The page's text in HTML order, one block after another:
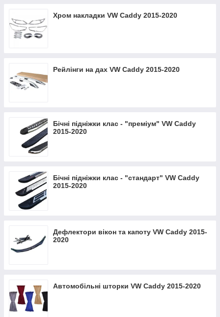
Хром накладки VW Caddy 2015-2020
Рейлінги на дах VW Caddy 2015-2020
Бічні підніжки клас - "преміум" VW Caddy
2015-2020
Бічні підніжки клас - "стандарт" VW Caddy
2015-2020
Дефлектори вікон та капоту VW Caddy 2015-
2020
Автомобільні шторки VW Caddy 2015-2020